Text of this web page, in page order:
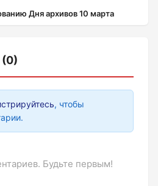
Дня архивов 10 марта
, чтобы
Будьте первым!